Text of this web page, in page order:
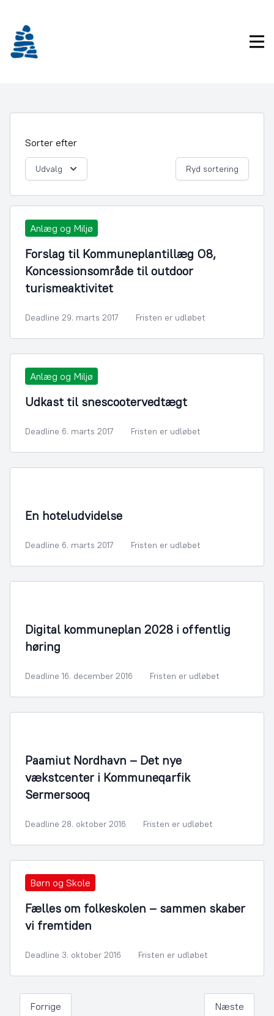
indhold
Sorter efter
Udvalg Ryd sortering
Anlæg og Miljø
Forslag til Kommuneplantillæg O8,
Koncessionsområde til outdoor
turismeaktivitet
Deadline 29. marts 2017 Fristen er udløbet
Anlæg og Miljø
Udkast til snescootervedtægt
Deadline 6. marts 2017 Fristen er udløbet
En hoteludvidelse
Deadline 6. marts 2017 Fristen er udløbet
Digital kommuneplan 2028 i offentlig
høring
Deadline 16. december 2016 Fristen er udløbet
Paamiut Nordhavn – Det nye
vækstcenter i Kommuneqarfik
Sermersooq
Deadline 28. oktober 2016 Fristen er udløbet
Børn og Skole
Fælles om folkeskolen – sammen skaber
vi fremtiden
Deadline 3. oktober 2016 Fristen er udløbet
Forrige Næste